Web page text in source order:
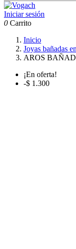
Iniciar sesión
0 Carrito
Inicio
Joyas bañadas
AROS
¡En oferta!
-$ 1.300